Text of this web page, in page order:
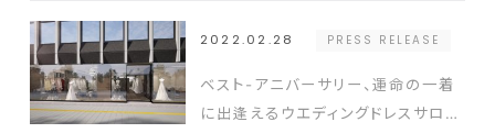
2022.02.28 PRESS RELEASE
ベスト-アニバーサリー、運命の一着
に出逢えるウエディングドレスサロン